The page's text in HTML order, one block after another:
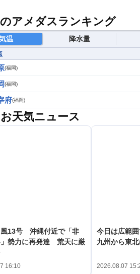
アメダスランキング
温 降水量
(福岡)
(福岡)
府(福岡)
天気ニュース
風13号 沖縄付近で「非
勢力に再発達 荒天に厳
16:10
今日は広範
九州から東
2026.08.07